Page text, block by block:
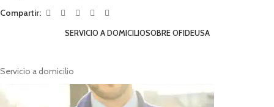
Compartir:
SERVICIO A DOMICILIOSOBRE OFIDEUSA
Servicio a domicilio